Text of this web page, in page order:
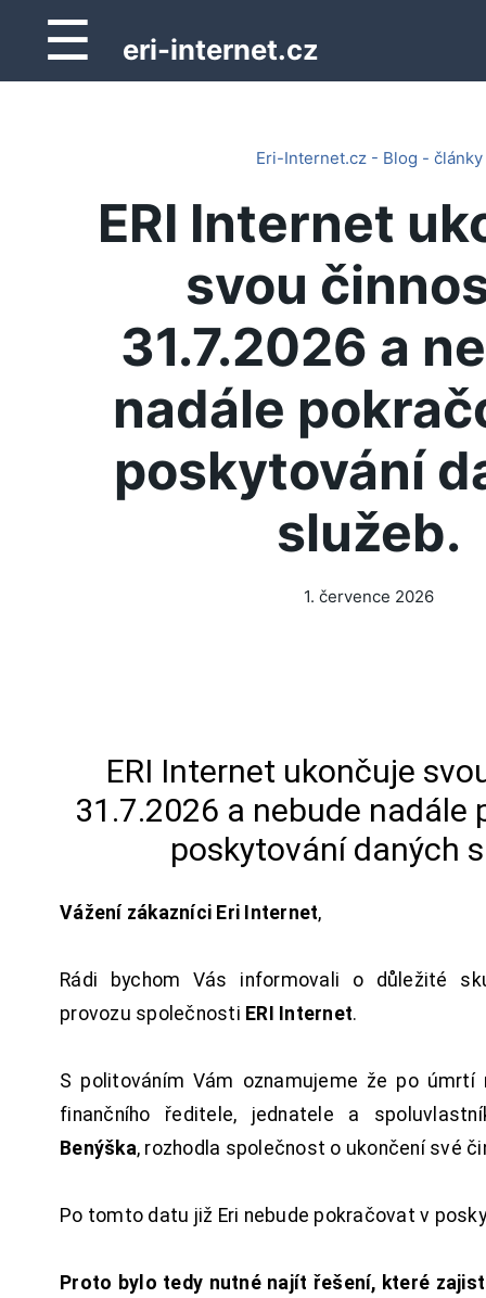
☰ eri-internet.cz
Eri-Internet.cz - Blog - články
ERI Internet
svou
31.7.2026 a
nadále
poskytování
služeb.
1. července 2026
ERI Internet ukončuje
31.7.2026 a nebude nadále
poskytování daných
Vážení zákazníci Eri Internet,
Rádi bychom Vás informovali o důležité
provozu společnosti ERI Internet.
S politováním Vám oznamujeme že po úmrtí
finančního ředitele, jednatele a
Benýška, rozhodla společnost o ukončení své
Po tomto datu již Eri nebude pokračovat v
Proto bylo tedy nutné najít řešení, které